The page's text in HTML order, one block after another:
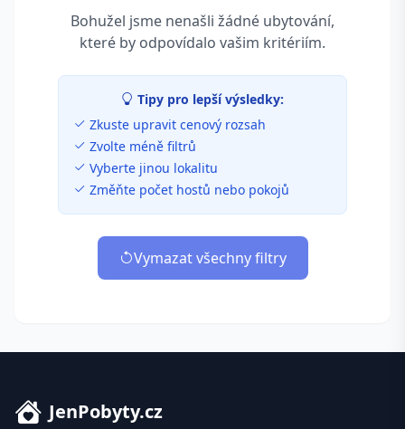
Bohužel jsme nenašli žádné ubytování,
které by odpovídalo vašim kritériím.
Tipy pro lepší výsledky:
Zkuste upravit cenový rozsah
Zvolte méně filtrů
Vyberte jinou lokalitu
Změňte počet hostů nebo pokojů
Vymazat všechny filtry
JenPobyty.cz